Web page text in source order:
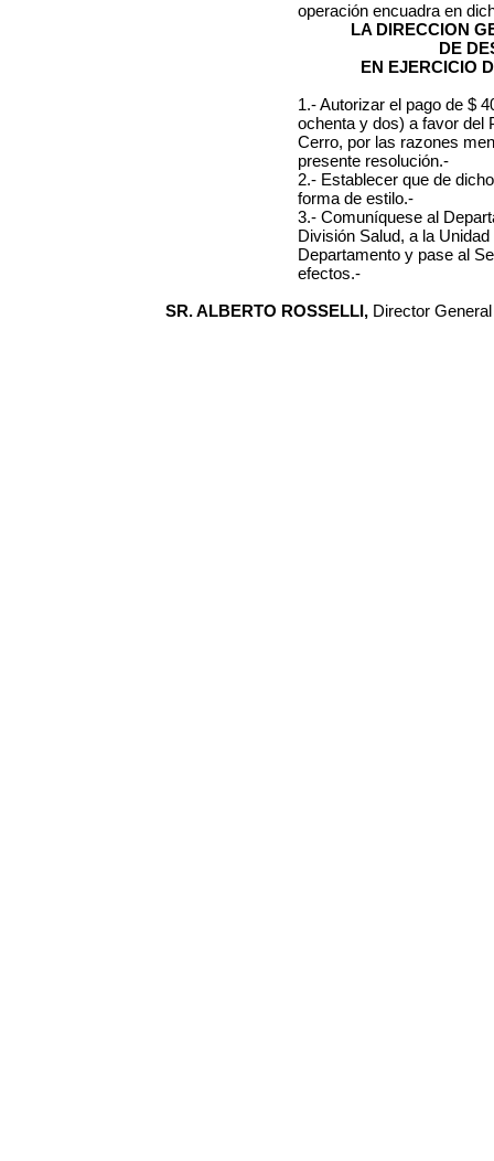
operación encuadra en
LA DIRECCION
DE
EN EJERCICIO
1.- Autorizar el pago de $
ochenta y dos) a favor del
Cerro, por las razones
presente resolución.-
2.- Establecer que de
forma de estilo.-
3.- Comuníquese al
División Salud, a la
Departamento y pase al
efectos.-
SR. ALBERTO ROSSELLI, Director